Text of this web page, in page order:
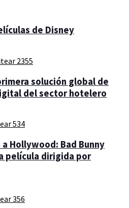
de Disney
2355
solución global de
del sector hotelero
534
Hollywood: Bad Bunny
película dirigida por
356